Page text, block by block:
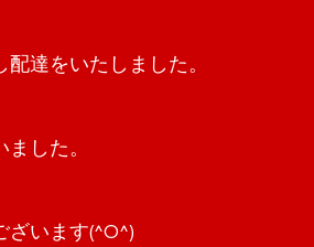
達をいたしました。
した。
ざいます(^O^)